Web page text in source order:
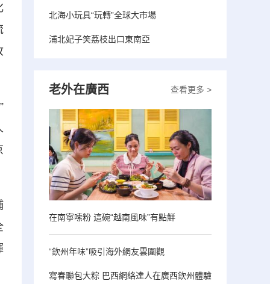
北海小玩具“玩轉”全球大市場
浦北妃子笑荔枝出口東南亞
查看更多 >
老外在廣西
在南寧嗦粉 這碗“越南風味”有點鮮
“欽州年味”吸引海外網友雲圍觀
寫春聯包大粽 巴西網絡達人在廣西欽州體驗